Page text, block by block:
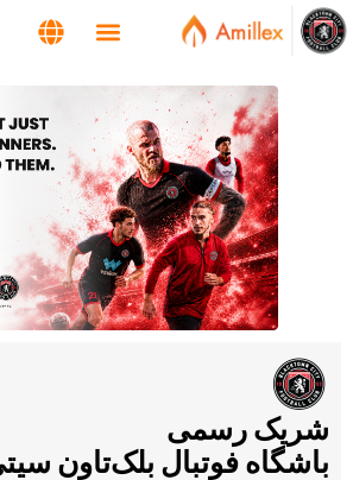
شریک رسمی
باشگاه فوتبال بلک‌تاون سیتی